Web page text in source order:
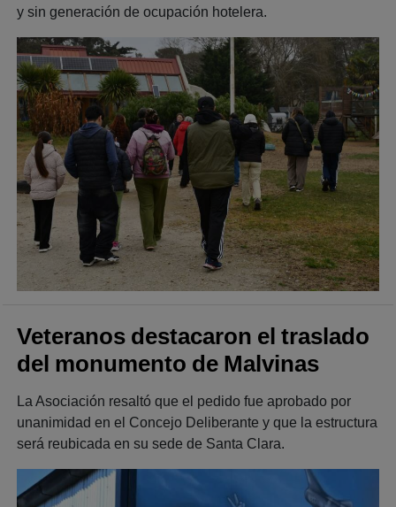
y sin generación de ocupación hotelera.
Veteranos destacaron el traslado
del monumento de Malvinas
La Asociación resaltó que el pedido fue aprobado por
unanimidad en el Concejo Deliberante y que la estructura
será reubicada en su sede de Santa Clara.